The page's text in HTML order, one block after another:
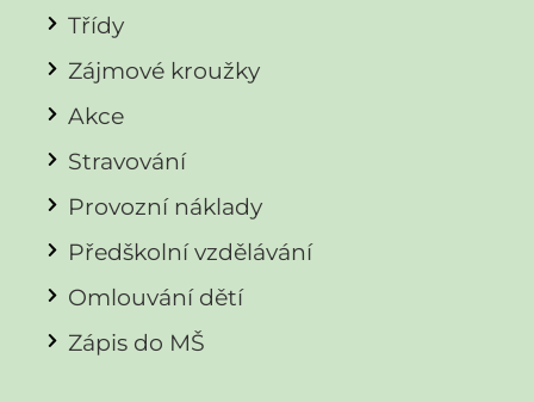
Třídy
Zájmové kroužky
Akce
Stravování
Provozní náklady
Předškolní vzdělávání
Omlouvání dětí
Zápis do MŠ